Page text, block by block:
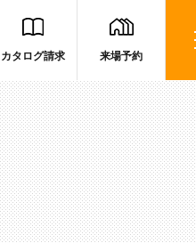
カタログ請求 来場予約